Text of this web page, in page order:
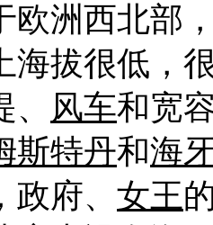
欧洲西北部
海拔很低，
风车和宽
斯特丹和海
府、 女王